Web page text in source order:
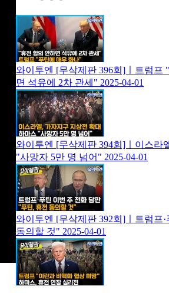
와이투엔 [무삭제판 396회]ㅣ트럼프
면 석유에 2차 관세" 2025-04-01
와이투엔 [무삭제판 394회]ㅣ이스라
"사망자 5만 명 넘어" 2025-04-01
와이투엔 [무삭제판 392회]ㅣ트럼프
동의할 것" 2025-04-01